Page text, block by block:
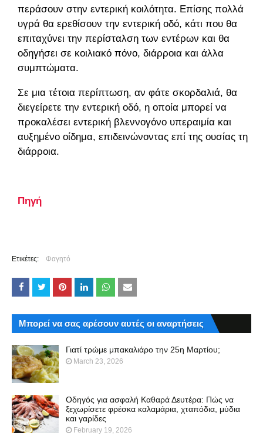
περάσουν στην εντερική κοιλότητα. Επίσης πολλά
υγρά θα ερεθίσουν την εντερική οδό, κάτι που θα
επιταχύνει την περίσταλση των εντέρων και θα
οδηγήσει σε κοιλιακό πόνο, διάρροια και άλλα
συμπτώματα.
Σε μια τέτοια περίπτωση, αν φάτε σκορδαλιά, θα
διεγείρετε την εντερική οδό, η οποία μπορεί να
προκαλέσει εντερική βλεννογόνο υπεραιμία και
αυξημένο οίδημα, επιδεινώνοντας επί της ουσίας τη
διάρροια.
Πηγή
Ετικέτες: Φαγητό
Μπορεί να σας αρέσουν αυτές οι αναρτήσεις
Γιατί τρώμε μπακαλιάρο την 25η Μαρτίου;
March 23, 2026
Οδηγός για ασφαλή Καθαρά Δευτέρα: Πώς να
ξεχωρίσετε φρέσκα καλαμάρια, χταπόδια, μύδια
και γαρίδες
February 19, 2026